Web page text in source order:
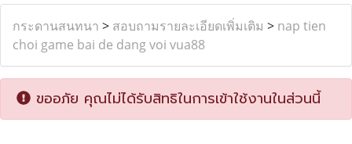
กระดานสนทนา > สอบถามรายละเอียดเพิ่มเติม > nap tien
choi game bai de dang voi vua88
ขออภัย คุณไม่ได้รับสิทธิในการเข้าใช้งานในส่วนนี้